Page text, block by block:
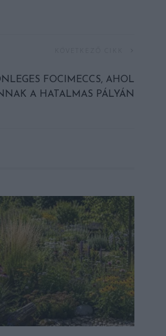
FOCIMECCS, AHOL
A HATALMAS PÁLYÁN